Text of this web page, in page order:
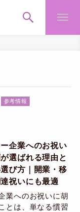
参考情報
ー企業へのお祝い
選ばれる理由と
び方｜開業・移
祝いにも最適
業へのお祝いに胡
とは、単なる慣習